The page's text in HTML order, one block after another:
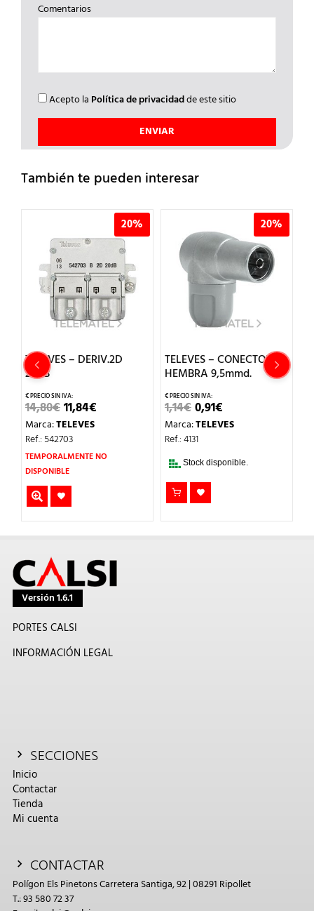
Comentarios
Acepto la Política de privacidadde este sitio
También te pueden interesar
20%
TELEVES – DERIV.2D
20dB
14,80€EL
PRECIO
ORIGINAL
ERA:
14,80€.
11,84€
11,84€.
Marca:TELEVES
Ref.: 542703
TEMPORALMENTE NO
DISPONIBLE
20%
TELEVES – CONECTOR
HEMBRA 9,5mmd.
1,14€EL
PRECIO
ORIGINAL
ERA:
0,91€PRECIO
ACTUAL
Marca:TELEVES
Ref.: 4131
Stock disponible.
Versión 1.6.1
PORTES CALSI
INFORMACIÓN LEGAL
SECCIONES
Inicio
Contactar
Tienda
Mi cuenta
CONTACTAR
Polígon Els Pinetons Carretera Santiga, 92 | 08291 Ripollet
T.: 93 580 72 37